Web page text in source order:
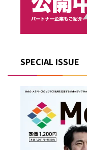
SPECIAL ISSUE